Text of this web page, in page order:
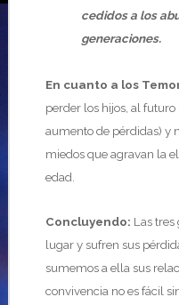
cedidos a los
generaciones.
En cuanto a los
perder los hijos, al
aumento de pérdidas) y
miedos que agravan la
edad.
Concluyendo: Las
lugar y sufren sus
sumemos a ella sus
convivencia no es fácil